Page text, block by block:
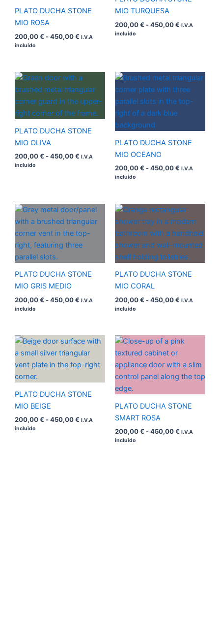
PLATO DUCHA STONE
MIO ROSA
200,00€ -450,00€ I.V.A
incluido
MIO TURQUESA
200,00€ -450,00€ I.V.A
incluido
PLATO DUCHA STONE
MIO OLIVA
200,00€ -450,00€
Rango
precios:
desde
200,00 €
hasta
I.V.A
incluido
PLATO DUCHA STONE
MIO OCEANO
200,00€ -450,00€
Rango
precios:
desde
I.V.A
incluido
PLATO DUCHA STONE
MIO GRIS MEDIO
200,00€ -450,00€
Rango
de
precios:
desde
hasta
I.V.A
incluido
PLATO DUCHA STONE
MIO CORAL
200,00€ -450,00€
Rango
precios:
desde
200,00 €
hasta
450,00 €
I.V.A
incluido
PLATO DUCHA STONE
MIO BEIGE
200,00€ -450,00€
Rango
precios:
desde
I.V.A
incluido
PLATO DUCHA STONE
SMART ROSA
200,00€ -450,00€
Rango
desde
200,00 €
hasta
I.V.A
incluido